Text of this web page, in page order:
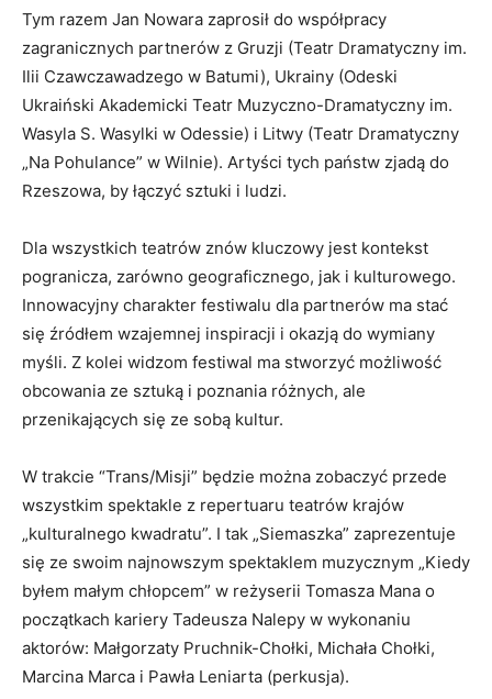
Tym razem Jan Nowara zaprosił do współpracy
zagranicznych partnerów z Gruzji (Teatr Dramatyczny im.
Ilii Czawczawadzego w Batumi), Ukrainy (Odeski
Ukraiński Akademicki Teatr Muzyczno-Dramatyczny im.
Wasyla S. Wasylki w Odessie) i Litwy (Teatr Dramatyczny
„Na Pohulance” w Wilnie). Artyści tych państw zjadą do
Rzeszowa, by łączyć sztuki i ludzi.
Dla wszystkich teatrów znów kluczowy jest kontekst
pogranicza, zarówno geograficznego, jak i kulturowego.
Innowacyjny charakter festiwalu dla partnerów ma stać
się źródłem wzajemnej inspiracji i okazją do wymiany
myśli. Z kolei widzom festiwal ma stworzyć możliwość
obcowania ze sztuką i poznania różnych, ale
przenikających się ze sobą kultur.
W trakcie “Trans/Misji” będzie można zobaczyć przede
wszystkim spektakle z repertuaru teatrów krajów
„kulturalnego kwadratu”. I tak „Siemaszka” zaprezentuje
się ze swoim najnowszym spektaklem muzycznym „Kiedy
byłem małym chłopcem” w reżyserii Tomasza Mana o
początkach kariery Tadeusza Nalepy w wykonaniu
aktorów: Małgorzaty Pruchnik-Chołki, Michała Chołki,
Marcina Marca i Pawła Leniarta (perkusja).